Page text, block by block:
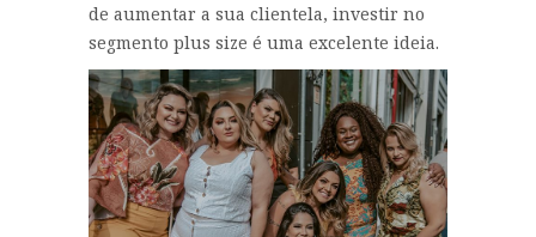
de aumentar a sua clientela, investir no
segmento plus size é uma excelente ideia.